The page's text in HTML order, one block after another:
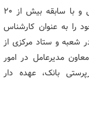
بر اساس این گزارش، متقی نیا از کارمندان رسمی و با سابقه بیش از 20
به عنوان کارشناس
شعبه و ستاد مرکزی از
مدیرعامل در امور
بانک، عهده دار